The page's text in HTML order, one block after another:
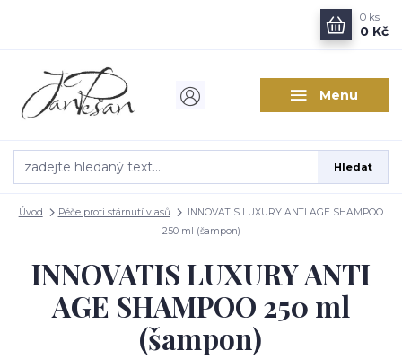
Menu
Hledat
0 ks
0 Kč
Úvod Péče proti stárnutí vlasů
INNOVATIS LUXURY ANTI AGE SHAMPOO
250 ml (šampon)
INNOVATIS LUXURY ANTI
AGE SHAMPOO 250 ml
(šampon)